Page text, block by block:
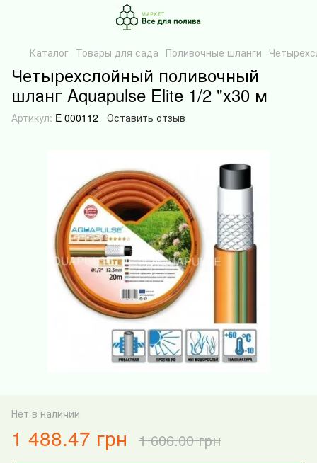
Каталог Товары для сада Поливочные шланги
Четырехслойный поливочный
шланг Aquapulse Elite 1/2 "х30 м
Артикул: E 000112 Оставить отзыв
Нет в наличии
1 488.47 грн 1 606.00 грн